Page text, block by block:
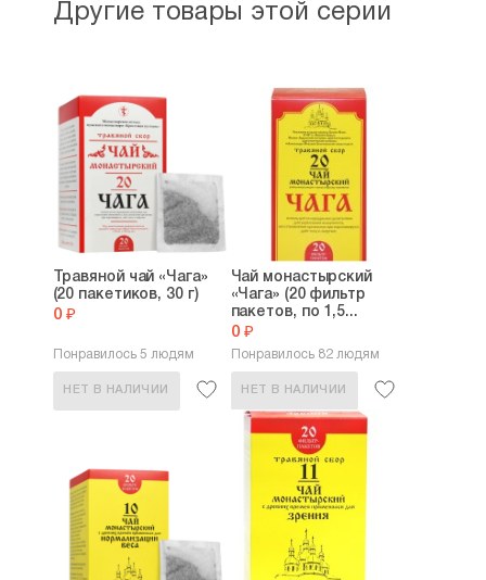
Другие товары этой серии
Травяной чай «Чага»
(20 пакетиков, 30 г)
0 ₽
Понравилось 5 людям
НЕТ В НАЛИЧИИ
Чай монастырский
«Чага» (20 фильтр
пакетов, по 1,5...
0 ₽
Понравилось 82 людям
НЕТ В НАЛИЧИИ